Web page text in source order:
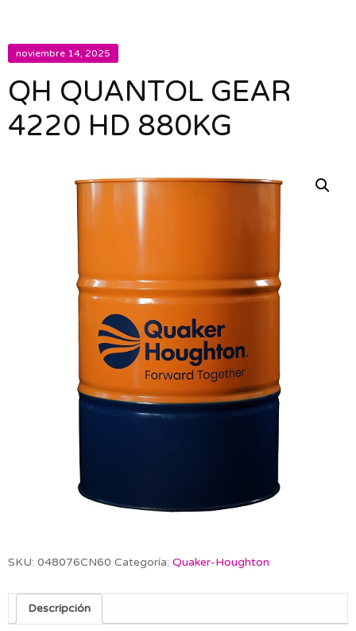
noviembre 14, 2025
QH QUANTOL GEAR
4220 HD 880KG
SKU: 048076CN60 Categoría: Quaker-Houghton
Descripción